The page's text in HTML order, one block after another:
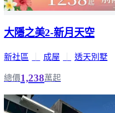
大隱之美2-新月天空
新社區 成屋 透天別墅
總價1,238萬起